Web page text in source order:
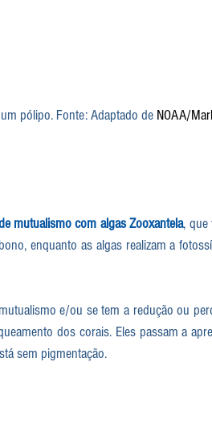
pólipo. Fonte: Adaptado de NOAA/
mutualismo com algas Zooxantela, que
enquanto as algas realizam a
e/ou se tem a redução ou
dos corais. Eles passam a
sem pigmentação.